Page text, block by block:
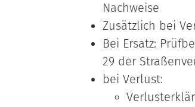
Nachweise
Zusätzlich bei
Bei Ersatz:
29 der
bei Verlust: